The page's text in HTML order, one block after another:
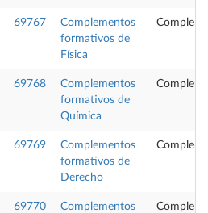
69767
Complementos
formativos de
Física
69768
Complementos
formativos de
Química
69769
Complementos
formativos de
Derecho
69770
Complementos